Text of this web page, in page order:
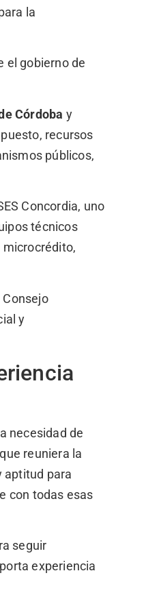
la
el gobierno de
Córdoba y
recursos
públicos,
Concordia, uno
técnicos
microcrédito,
y
necesidad de
reuniera la
aptitud para
con todas esas
seguir
experiencia